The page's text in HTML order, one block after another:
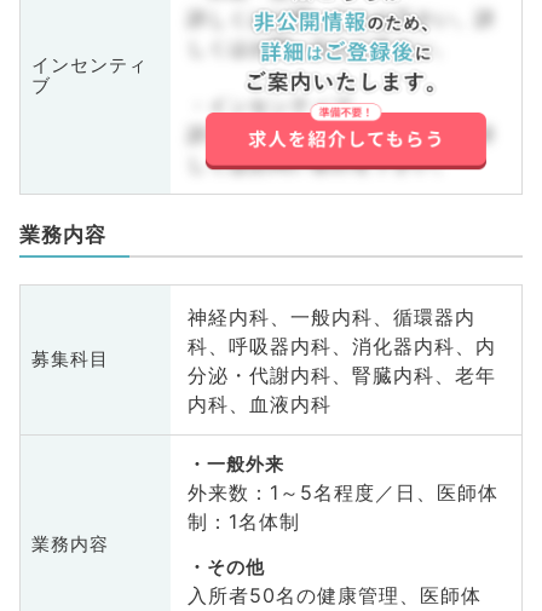
インセンティ
ブ
詳しくはお問い合わせ下さい。詳
しくはお問い合わせ下さい。
・インセンティブ
詳しくはお問い合わせ下さい。詳
しくはお問い合わせ下さい。
業務内容
募集科目
神経内科、一般内科、循環器内
科、呼吸器内科、消化器内科、内
分泌・代謝内科、腎臓内科、老年
内科、血液内科
業務内容
一般外来
外来数：1～5名程度／日、医師体
制：1名体制
その他
入所者50名の健康管理、医師体